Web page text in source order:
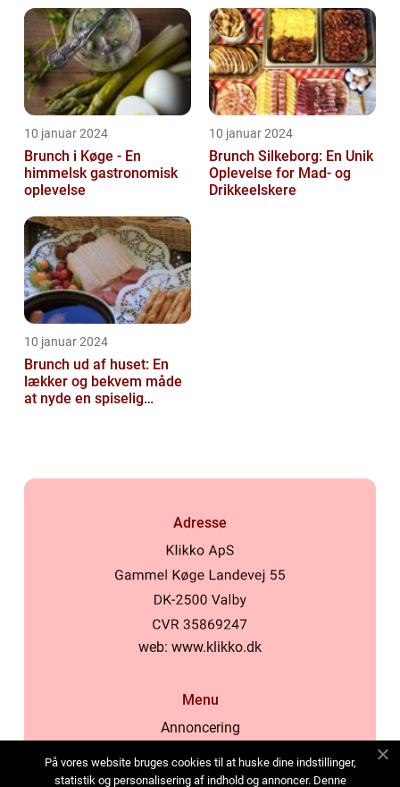
10 januar 2024
Brunch i Køge - En
himmelsk gastronomisk
oplevelse
10 januar 2024
Brunch Silkeborg: En Unik
Oplevelse for Mad- og
Drikkeelskere
10 januar 2024
Brunch ud af huset: En
lækker og bekvem måde
at nyde en spiselig
Adresse
web: www.klikko.dk
Menu
Annoncering
Cookies
På vores website bruges cookies til at huske dine indstillinger,
statistik og personalisering af indhold og annoncer. Denne